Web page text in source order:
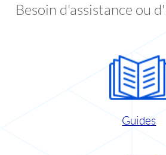
Besoin d'assistance ou
Guides